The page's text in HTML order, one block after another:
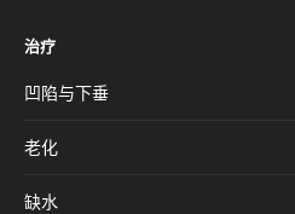
治疗
凹陷与下垂
老化
缺水